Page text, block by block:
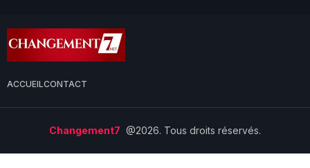
ACCUEILCONTACT
Changement7 @2026. Tous droits réservés.